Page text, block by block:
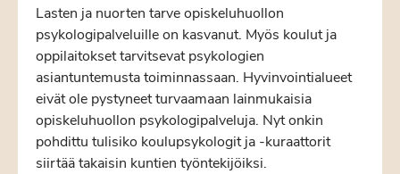
Lasten ja nuorten tarve opiskeluhuollon
psykologipalveluille on kasvanut. Myös koulut ja
oppilaitokset tarvitsevat psykologien
asiantuntemusta toiminnassaan. Hyvinvointialueet
eivät ole pystyneet turvaamaan lainmukaisia
opiskeluhuollon psykologipalveluja. Nyt onkin
pohdittu tulisiko koulupsykologit ja -kuraattorit
siirtää takaisin kuntien työntekijöiksi.